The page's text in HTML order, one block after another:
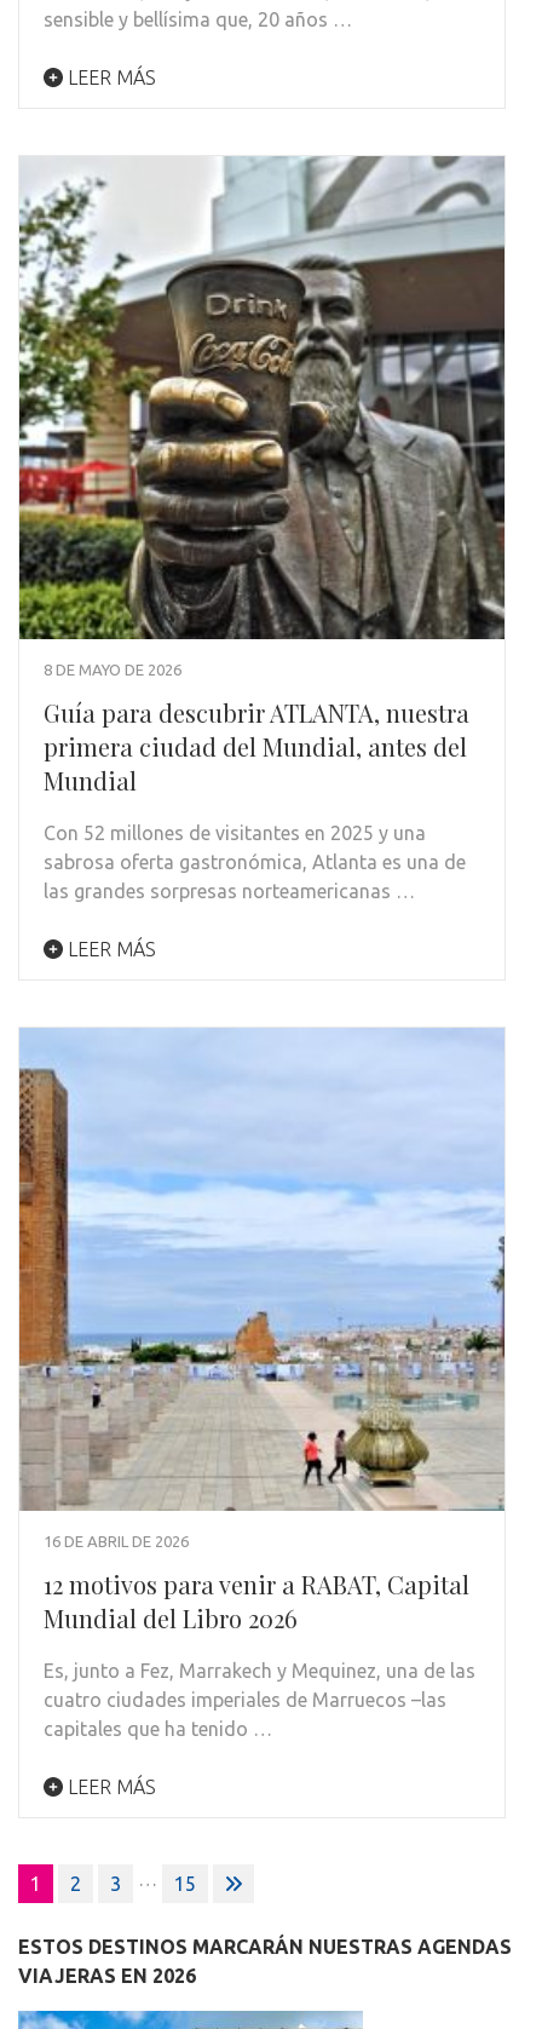
sensible y bellísima que, 20 años …
LEER MÁS
8 DE MAYO DE 2026
Guía para descubrir ATLANTA, nuestra
primera ciudad del Mundial, antes del
Mundial
Con 52 millones de visitantes en 2025 y una
sabrosa oferta gastronómica, Atlanta es una de
las grandes sorpresas norteamericanas …
LEER MÁS
16 DE ABRIL DE 2026
12 motivos para venir a RABAT, Capital
Mundial del Libro 2026
Es, junto a Fez, Marrakech y Mequinez, una de las
cuatro ciudades imperiales de Marruecos –las
capitales que ha tenido …
LEER MÁS
Paginación
de
entradas
1 2 3 … 15
ESTOS DESTINOS MARCARÁN NUESTRAS AGENDAS
VIAJERAS EN 2026